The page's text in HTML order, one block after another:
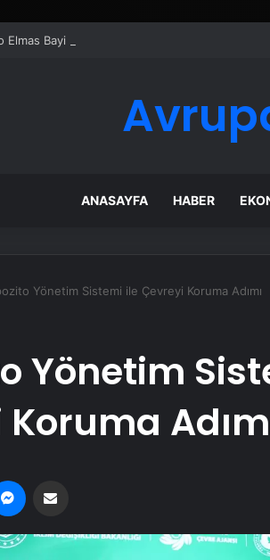
Elmas Bayi – Güvenli, Hızlı ve Uygun Fiyatlı
ANASAYFA HABER
Yönetim Sistemi ile Çevreyi Koruma Adımı
Yönetim